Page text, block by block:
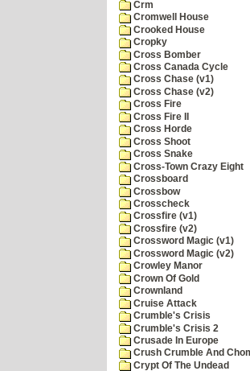
Crm
Cromwell House
Crooked House
Cropky
Cross Bomber
Cross Canada Cycle
Cross Chase (v1)
Cross Chase (v2)
Cross Fire
Cross Fire II
Cross Horde
Cross Shoot
Cross Snake
Cross-Town Crazy Eight
Crossboard
Crossbow
Crosscheck
Crossfire (v1)
Crossfire (v2)
Crossword Magic (v1)
Crossword Magic (v2)
Crowley Manor
Crown Of Gold
Crownland
Cruise Attack
Crumble's Crisis
Crumble's Crisis 2
Crusade In Europe
Crush Crumble And
Crypt Of The Undead